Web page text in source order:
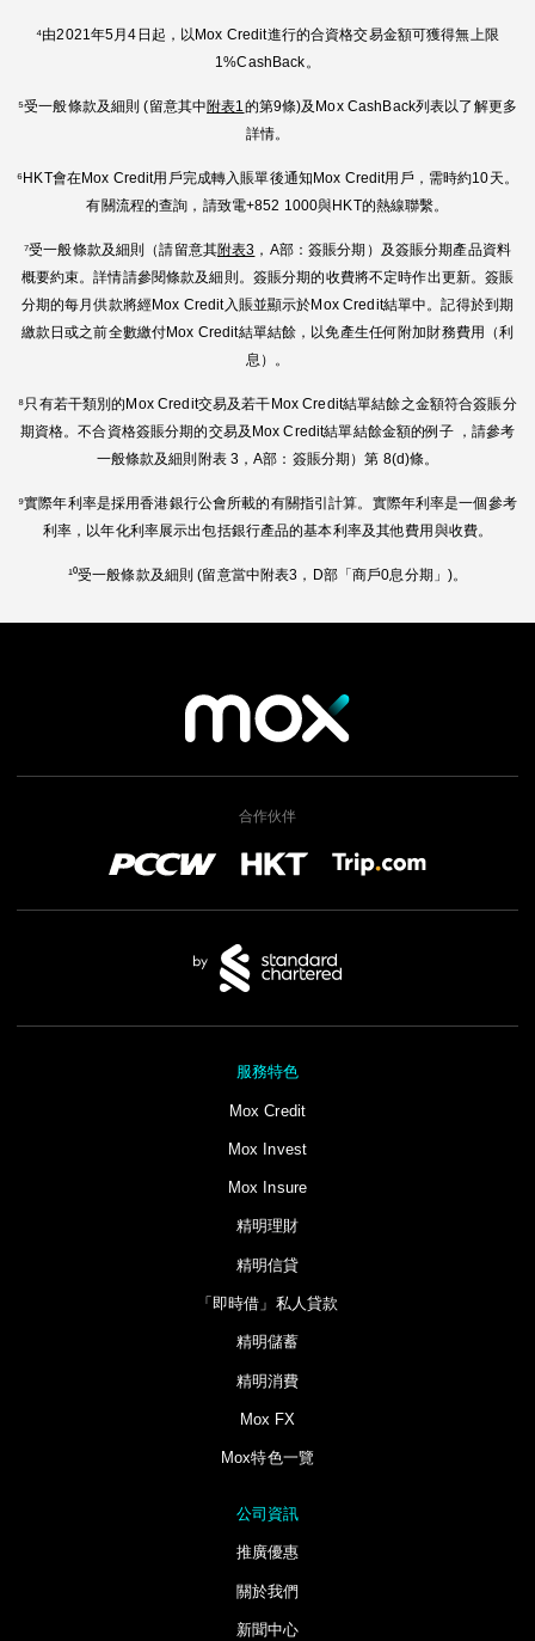
⁴由2021年5月4日起，以Mox Credit進行的合資格交易金額可獲得無上限
1%CashBack。
⁵受一般條款及細則 (留意其中附表1 的第9條)及Mox CashBack列表以了解更多
詳情。
⁶HKT會在Mox Credit用戶完成轉入賬單後通知Mox Credit用戶，需時約10天。
有關流程的查詢，請致電+852 1000與HKT的熱線聯繫。
⁷受一般條款及細則（請留意其附表3 ，A部：簽賬分期）及簽賬分期產品資料
概要約束。詳情請參閱條款及細則。簽賬分期的收費將不定時作出更新。簽賬
分期的每月供款將經Mox Credit入賬並顯示於Mox Credit結單中。記得於到期
繳款日或之前全數繳付Mox Credit結單結餘，以免產生任何附加財務費用（利
息）。
⁸只有若干類別的Mox Credit交易及若干Mox Credit結單結餘之金額符合簽賬分
期資格。不合資格簽賬分期的交易及Mox Credit結單結餘金額的例子 ，請參考
一般條款及細則附表 3，A部：簽賬分期）第 8(d)條。
⁹實際年利率是採用香港銀行公會所載的有關指引計算。實際年利率是一個參考
利率，以年化利率展示出包括銀行產品的基本利率及其他費用與收費。
¹⁰受一般條款及細則 (留意當中附表3，D部「商戶0息分期」)。
合作伙伴
服務特色
Mox Credit
Mox Invest
Mox Insure
精明理財
精明信貸
「即時借」私人貸款​
精明儲蓄
精明消費
Mox FX
Mox特色一覽
公司資訊
推廣優惠
關於我們
新聞中心